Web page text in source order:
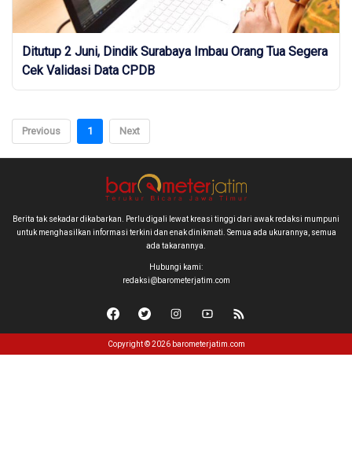
Ditutup 2 Juni, Dindik Surabaya Imbau Orang Tua Segera
Cek Validasi Data CPDB
Previous 1 Next
Berita tak sekadar dikabarkan. Perlu digali lewat kreasi tinggi dari awak redaksi mumpuni
untuk menghasilkan informasi terkini dan enak dinikmati. Semua ada ukurannya, semua
ada takarannya.
Hubungi kami:
redaksi@barometerjatim.com
Copyright © 2026 barometerjatim.com